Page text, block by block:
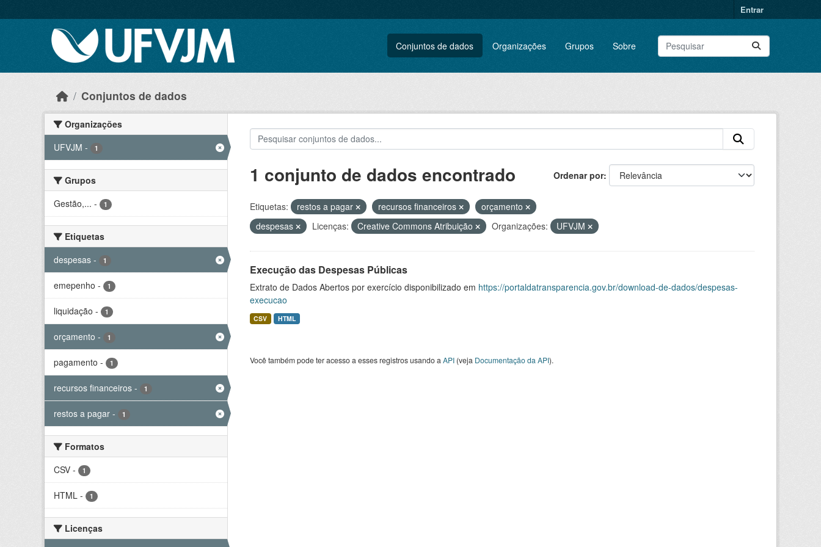
Entrar
Conjuntos de dados Organizações Grupos Sobre
Conjuntos de dados
Organizações
UFVJM - 1
Grupos
Gestão,... - 1
Etiquetas
despesas - 1
emepenho - 1
liquidação - 1
orçamento - 1
pagamento - 1
recursos financeiros - 1
restos a pagar - 1
Formatos
CSV - 1
HTML - 1
Licenças
Ordenar por
1 conjunto de dados encontrado
Etiquetas: restos a pagar recursos financeiros
orçamento
despesas
Licenças: Creative Commons Atribuição Organizações: UFVJM
Execução das Despesas Públicas
Extrato de Dados Abertos por exercício disponibilizado em https://portaldatransparencia.gov.br/download-de-dados/despesas-
execucao
CSV HTML
Você também pode ter acesso a esses registros usando a API(veja Documentação da API).